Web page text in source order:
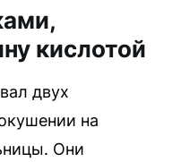
кислотой
двух
на
Они